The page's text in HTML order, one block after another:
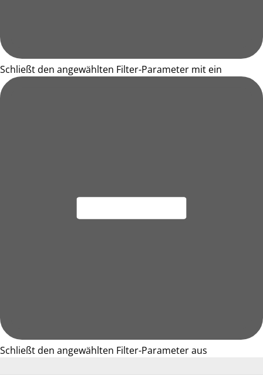
Schließt den angewählten Filter-Parameter mit ein
Schließt den angewählten Filter-Parameter aus